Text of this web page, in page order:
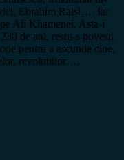
Ebrahim Raisi…. Iar
Ali Khamenei. Asta-i
de ani, restu-s povesti
pentru a ascunde cine,
revolutiilor….